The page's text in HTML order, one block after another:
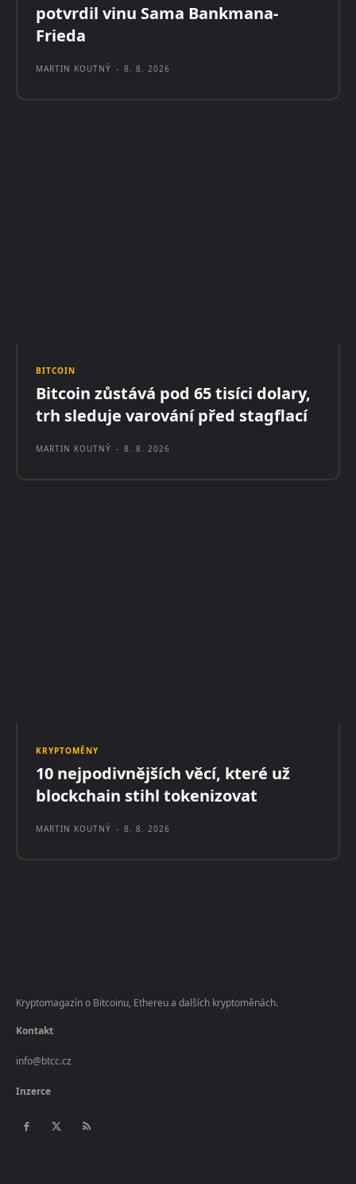
potvrdil vinu Sama Bankmana-
Frieda
MARTIN KOUTNÝ - 8. 8. 2026
BITCOIN
Bitcoin zůstává pod 65 tisíci dolary,
trh sleduje varování před stagflací
MARTIN KOUTNÝ - 8. 8. 2026
KRYPTOMĚNY
10 nejpodivnějších věcí, které už
blockchain stihl tokenizovat
MARTIN KOUTNÝ - 8. 8. 2026
Kryptomagazín o Bitcoinu, Ethereu a dalších kryptoměnách.
Kontakt
info@btcc.cz
Inzerce